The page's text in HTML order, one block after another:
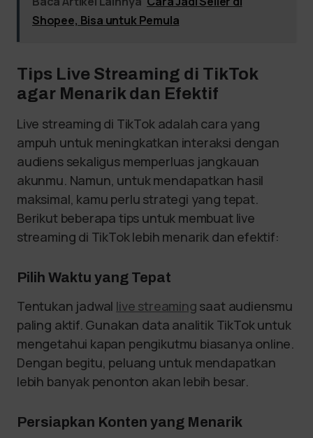
Shopee, Bisa untuk Pemula
Tips Live Streaming di TikTok
agar Menarik dan Efektif
Live streaming di TikTok adalah cara yang
ampuh untuk meningkatkan interaksi dengan
audiens sekaligus memperluas jangkauan
akunmu. Namun, untuk mendapatkan hasil
maksimal, kamu perlu strategi yang tepat.
Berikut beberapa tips untuk membuat live
streaming di TikTok lebih menarik dan efektif:
Pilih Waktu yang Tepat
Tentukan jadwal live streaming saat audiensmu
paling aktif. Gunakan data analitik TikTok untuk
mengetahui kapan pengikutmu biasanya online.
Dengan begitu, peluang untuk mendapatkan
lebih banyak penonton akan lebih besar.
Persiapkan Konten yang Menarik